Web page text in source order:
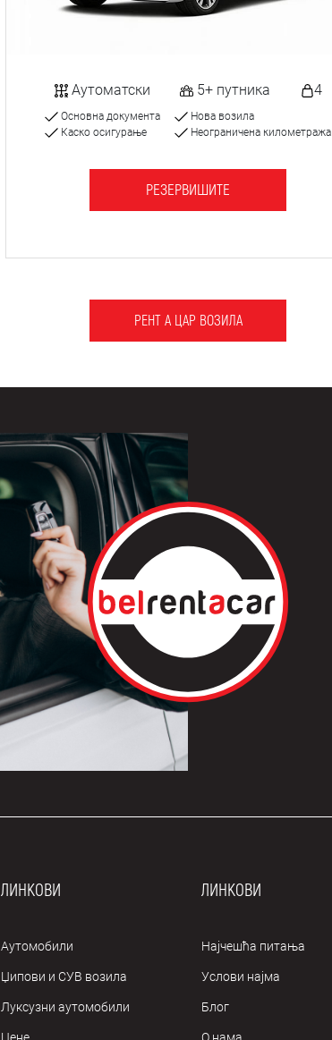
Аутоматски 5+ путника 4
Основна документа
Каско осигурање
Нова возила
Неограничена километража
РЕЗЕРВИШИТЕ
РЕНТ А ЦАР ВОЗИЛА
ЛИНКОВИ
Аутомобили
Џипови и СУВ возила
Луксузни аутомобили
ЛИНКОВИ
Најчешћа питања
Услови најма
Блог